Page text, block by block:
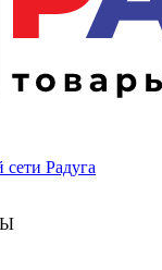
сети Радуга